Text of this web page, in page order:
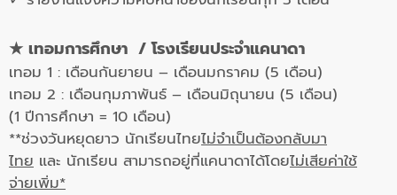
★ เทอมการศึกษา /โรงเรียนประจำแคนาดา
เทอม 1 : เดือนกันยายน – เดือนมกราคม (5 เดือน)
เทอม 2 : เดือนกุมภาพันธ์ – เดือนมิถุนายน (5 เดือน)
(1 ปีการศึกษา = 10 เดือน)
**ช่วงวันหยุดยาว นักเรียนไทยไม่จำเป็นต้องกลับมา
ไทย และ นักเรียน สามารถอยู่ที่แคนาดาได้โดยไม่เสียค่าใช้
จ่ายเพิ่ม*